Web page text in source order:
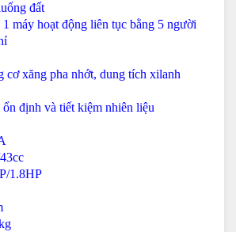
đất
máy hoạt động liên tục bằng 5 người
cơ xăng pha nhớt, dung tích xilanh
định và tiết kiệm nhiên liệu
1.8HP